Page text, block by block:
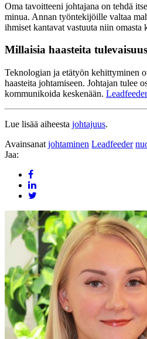
Oma tavoitteeni johtajana on tehdä
minua. Annan työntekijöille valtaa
ihmiset kantavat vastuuta niin omasta
Millaisia haasteita
Teknologian ja etätyön kehittyminen
haasteita johtamiseen. Johtajan tulee
kommunikoida keskenään.
Lue lisää aiheesta johtajuus.
Avainsanat johtaminen Leadfeeder
Jaa: